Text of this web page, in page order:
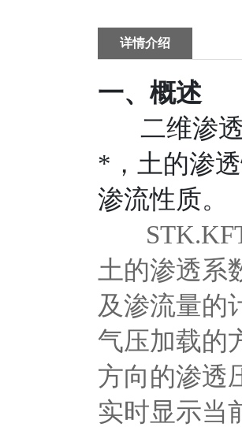
详情介绍
一、概述
二维渗
*，土的渗
渗流性质。
土的渗透系
及渗流量的
气压加载的
方向的渗透
实时显示当